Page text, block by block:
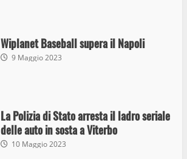
Wiplanet Baseball supera il Napoli
9 Maggio 2023
La Polizia di Stato arresta il ladro seriale
delle auto in sosta a Viterbo
10 Maggio 2023